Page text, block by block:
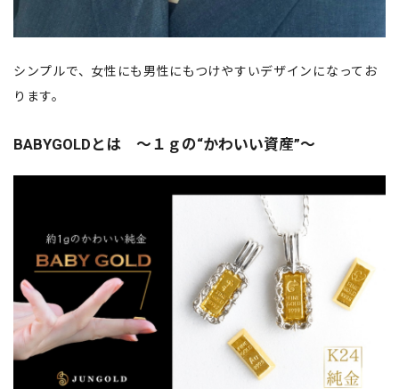
シンプルで、女性にも男性にもつけやすいデザインになってお
ります。
BABYGOLDとは ～１ｇの“かわいい資産”～